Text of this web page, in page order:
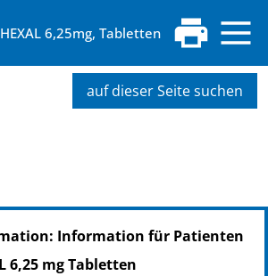
6,25mg, Tabletten
auf dieser Seite suchen
Information für Patienten
6,25 mg Tabletten